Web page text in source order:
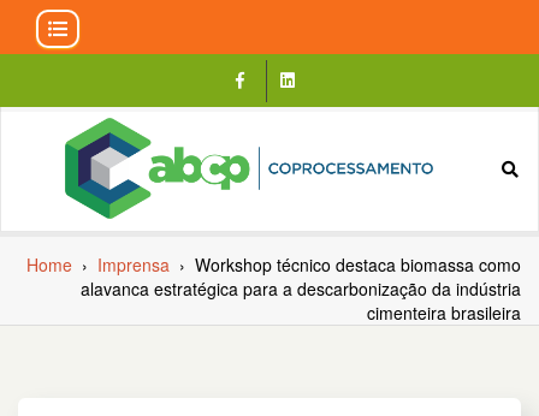
content
Home › Imprensa › Workshop técnico destaca biomassa como
alavanca estratégica para a descarbonização da indústria
cimenteira brasileira